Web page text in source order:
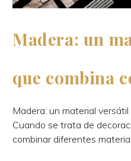
Madera: un
que combina
Madera: un material
Cuando se trata de
combinar diferentes